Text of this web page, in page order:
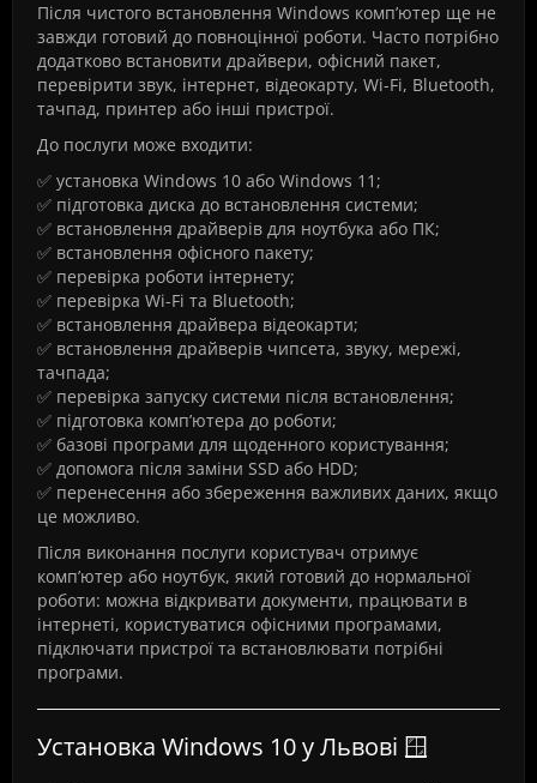
Після чистого встановлення Windows комп’ютер ще не
завжди готовий до повноцінної роботи. Часто потрібно
додатково встановити драйвери, офісний пакет,
перевірити звук, інтернет, відеокарту, Wi-Fi, Bluetooth,
тачпад, принтер або інші пристрої.
До послуги може входити:
✅ установка Windows 10 або Windows 11;
✅ підготовка диска до встановлення системи;
✅ встановлення драйверів для ноутбука або ПК;
✅ встановлення офісного пакету;
✅ перевірка роботи інтернету;
✅ перевірка Wi-Fi та Bluetooth;
✅ встановлення драйвера відеокарти;
✅ встановлення драйверів чипсета, звуку, мережі,
тачпада;
✅ перевірка запуску системи після встановлення;
✅ підготовка комп’ютера до роботи;
✅ базові програми для щоденного користування;
✅ допомога після заміни SSD або HDD;
✅ перенесення або збереження важливих даних, якщо
це можливо.
Після виконання послуги користувач отримує
комп’ютер або ноутбук, який готовий до нормальної
роботи: можна відкривати документи, працювати в
інтернеті, користуватися офісними програмами,
підключати пристрої та встановлювати потрібні
програми.
Установка Windows 10 у Львові 🪟